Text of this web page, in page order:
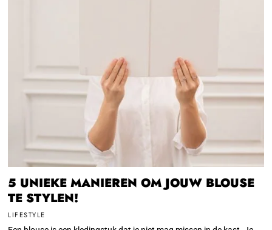
5 UNIEKE MANIEREN OM JOUW BLOUSE
TE STYLEN!
LIFESTYLE